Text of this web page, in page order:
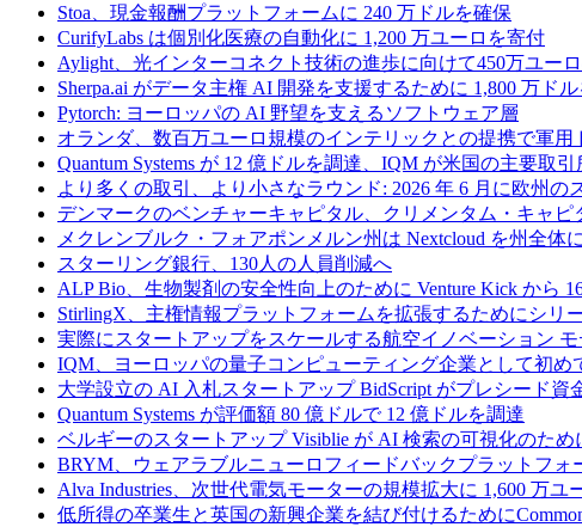
Stoa、現金報酬プラットフォームに 240 万ドルを確保
CurifyLabs は個別化医療の自動化に 1,200 万ユーロを寄付
Aylight、光インターコネクト技術の進歩に向けて450万ユー
Sherpa.ai がデータ主権 AI 開発を支援するために 1,800 万ド
Pytorch: ヨーロッパの AI 野望を支えるソフトウェア層
オランダ、数百万ユーロ規模のインテリックとの提携で軍
Quantum Systems が 12 億ドルを調達、IQM が米国の主要
より多くの取引、より小さなラウンド: 2026 年 6 月に欧州の
デンマークのベンチャーキャピタル、クリメンタム・キャ
メクレンブルク・フォアポンメルン州は Nextcloud を州全体
スターリング銀行、130人の人員削減へ
ALP Bio、生物製剤の安全性向上のために Venture Kick から
StirlingX、主権情報プラットフォームを拡張するためにシリ
実際にスタートアップをスケールする航空イノベーション
IQM、ヨーロッパの量子コンピューティング企業として初め
大学設立の AI 入札スタートアップ BidScript がプレシード資
Quantum Systems が評価額 80 億ドルで 12 億ドルを調達
ベルギーのスタートアップ Visiblie が AI 検索の可視化のため
BRYM、ウェアラブルニューロフィードバックプラットフォ
Alva Industries、次世代電気モーターの規模拡大に 1,600 万ユ
低所得の卒業生と英国の新興企業を結び付けるために